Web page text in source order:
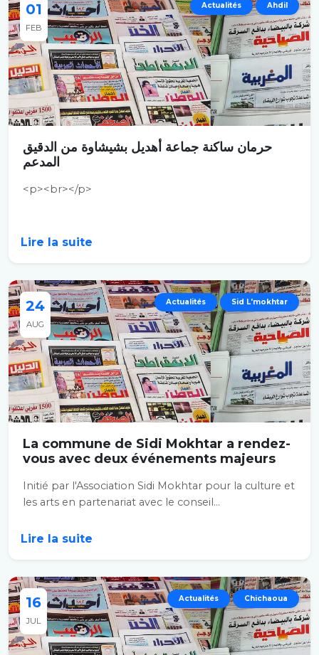
01
FEB
Actualités Ahdil
حرمان ساكنة جماعة أهديل بشيشاوة من الدقيق
المدعم
<p><br></p>
Lire la suite
24
AUG
Actualités Sid L'mokhtar
La commune de Sidi Mokhtar a rendez-
vous avec deux événements majeurs
Initié par l'Association Sidi Mokhtar pour la culture et
les arts en partenariat avec le conseil...
Lire la suite
16
JUL
Actualités Chichaoua